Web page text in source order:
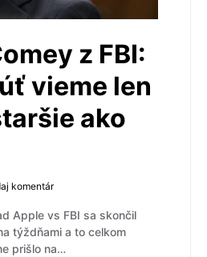
z FBI:
vieme len
ako
komentár
Apple vs FBI sa skončil
týždňami a to celkom
prišlo na…